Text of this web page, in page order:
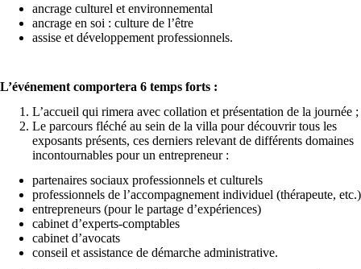
ancrage culturel et environnemental
ancrage en soi : culture de l’être
assise et développement professionnels.
L’événement comportera 6 temps forts :
L’accueil qui rimera avec collation et présentation de la journée ;
Le parcours fléché au sein de la villa pour découvrir tous les
exposants présents, ces derniers relevant de différents domaines
incontournables pour un entrepreneur :
partenaires sociaux professionnels et culturels
professionnels de l’accompagnement individuel (thérapeute, etc.)
entrepreneurs (pour le partage d’expériences)
cabinet d’experts-comptables
cabinet d’avocats
conseil et assistance de démarche administrative.